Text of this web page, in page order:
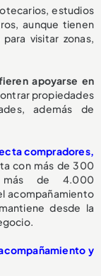
estudios
aunque tienen
visitar zonas,
apoyarse en
propiedades
además de
compradores,
con más de 300
y más de 4.000
acompañamiento
desde la
y